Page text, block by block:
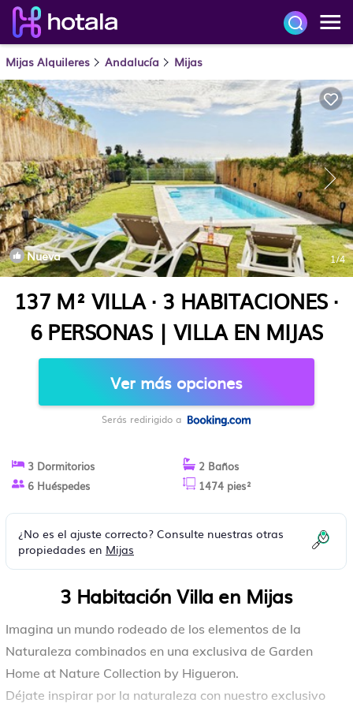
Mijas Alquileres Andalucía Mijas
Nueva 1/4
137 M² VILLA ∙ 3 HABITACIONES ∙
6 PERSONAS | VILLA EN MIJAS
Ver más opciones
Serás redirigido a
3 Dormitorios
2 Baños
6 Huéspedes
1474 pies²
¿No es el ajuste correcto? Consulte nuestras otras
propiedades en Mijas
3 Habitación Villa en Mijas
Imagina un mundo rodeado de los elementos de la
Naturaleza combinados en una exclusiva de Garden
Home at Nature Collection by Higueron.
Déjate inspirar por la naturaleza con nuestro exclusivo